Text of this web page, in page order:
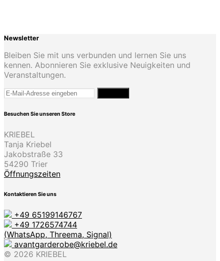
der
Produktseite
Newsletter
Bleiben Sie mit uns verbunden und lernen Sie uns
kennen. Abonnieren Sie exklusive Neuigkeiten und
Veranstaltungen.
Besuchen Sie unseren Store
KRIEBEL
Tanja Kriebel
Jakobstraße 33
54290 Trier
Öffnungszeiten
Kontaktieren Sie uns
+49 65199146767
+49 1726574744
(WhatsApp, Threema, Signal)
avantgarderobe@kriebel.de
© 2026 KRIEBEL